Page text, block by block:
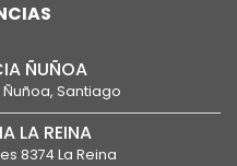
ÑUÑOA
Ñuñoa, Santiago
LA REINA
8374 La Reina